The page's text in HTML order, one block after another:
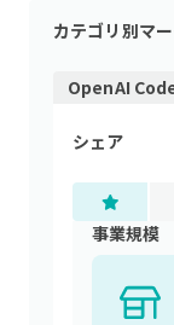
カテゴリ別マ
OpenAI
シェア
事業規模